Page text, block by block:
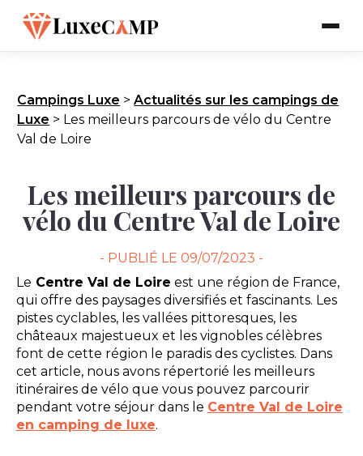
Campings Luxe >Actualités sur les campings de
Luxe > Les meilleurs parcours de vélo du Centre
Val de Loire
Les meilleurs parcours de
vélo du Centre Val de Loire
- PUBLIÉ LE 09/07/2023 -
Le Centre Val de Loire est une région de France,
qui offre des paysages diversifiés et fascinants. Les
pistes cyclables, les vallées pittoresques, les
châteaux majestueux et les vignobles célèbres
font de cette région le paradis des cyclistes. Dans
cet article, nous avons répertorié les meilleurs
itinéraires de vélo que vous pouvez parcourir
pendant votre séjour dans le Centre Val de Loire
en camping de luxe.